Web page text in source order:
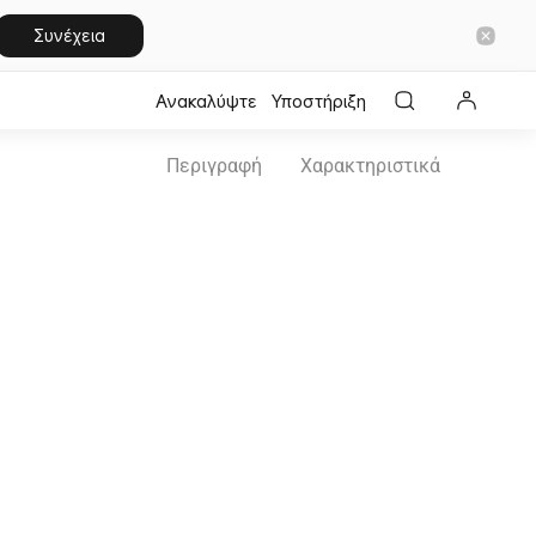
Συνέχεια
Ανακαλύψτε Υποστήριξη
Περιγραφή Χαρακτηριστικά